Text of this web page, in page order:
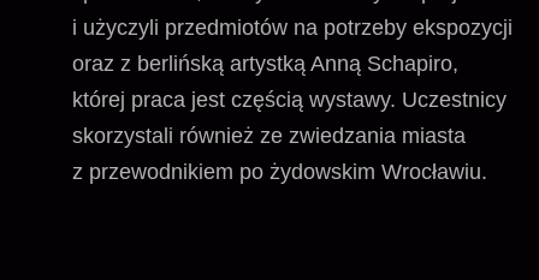
i użyczyli przedmiotów na potrzeby ekspozycji
oraz z berlińską artystką Anną Schapiro,
której praca jest częścią wystawy. Uczestnicy
skorzystali również ze zwiedzania miasta
z przewodnikiem po żydowskim Wrocławiu.